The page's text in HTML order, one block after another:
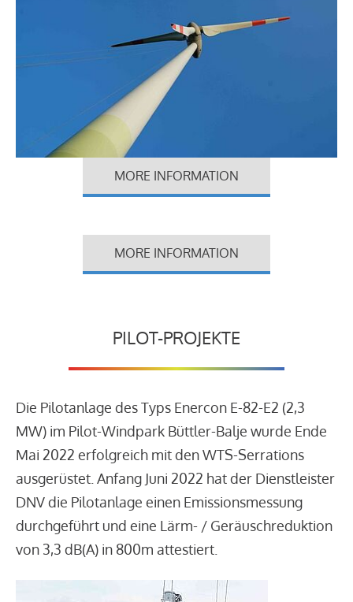
MORE INFORMATION
MORE INFORMATION
PILOT-PROJEKTE
Die Pilotanlage des Typs Enercon E-82-E2 (2,3
MW) im Pilot-Windpark Büttler-Balje wurde Ende
Mai 2022 erfolgreich mit den WTS-Serrations
ausgerüstet. Anfang Juni 2022 hat der Dienstleister
DNV die Pilotanlage einen Emissionsmessung
durchgeführt und eine Lärm- / Geräuschreduktion
von 3,3 dB(A) in 800m attestiert.